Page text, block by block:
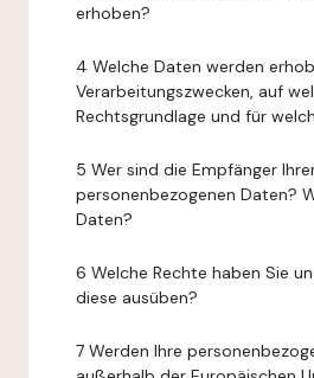
erhoben?
4 Welche Daten werden
Verarbeitungszwecken, auf
Rechtsgrundlage und für
5 Wer sind die Empfänger
personenbezogenen Daten?
Daten?
6 Welche Rechte haben Sie
diese ausüben?
7 Werden Ihre